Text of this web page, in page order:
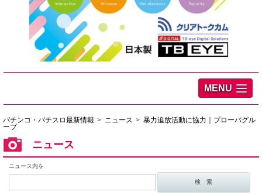
MENU
パチンコ・パチスロ最新情報 ニュース
暴力追放活動に協力｜プローバグル
ープ
ニュース
ニュース内を